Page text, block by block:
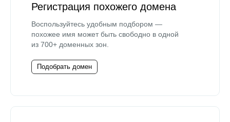
Регистрация похожего домена
Воспользуйтесь удобным подбором —
похожее имя может быть свободно в одной
из 700+ доменных зон.
Подобрать домен